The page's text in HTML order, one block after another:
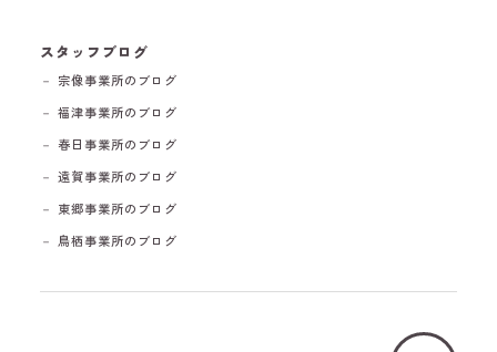
スタッフブログ
－ 宗像事業所のブログ
－ 福津事業所のブログ
－ 春日事業所のブログ
－ 遠賀事業所のブログ
－ 東郷事業所のブログ
－ 鳥栖事業所のブログ